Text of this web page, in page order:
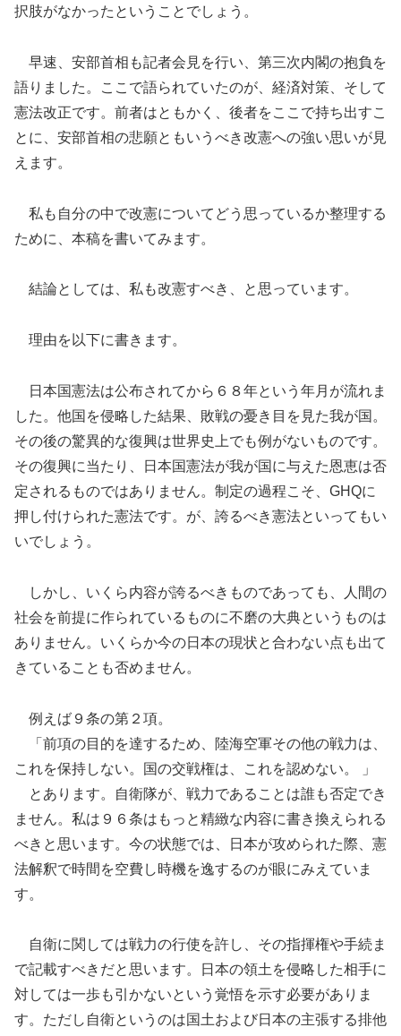
択肢がなかったということでしょう。
早速、安部首相も記者会見を行い、第三次内閣の抱負を
語りました。ここで語られていたのが、経済対策、そして
憲法改正です。前者はともかく、後者をここで持ち出すこ
とに、安部首相の悲願ともいうべき改憲への強い思いが見
えます。
私も自分の中で改憲についてどう思っているか整理する
ために、本稿を書いてみます。
結論としては、私も改憲すべき、と思っています。
理由を以下に書きます。
日本国憲法は公布されてから６８年という年月が流れま
した。他国を侵略した結果、敗戦の憂き目を見た我が国。
その後の驚異的な復興は世界史上でも例がないものです。
その復興に当たり、日本国憲法が我が国に与えた恩恵は否
定されるものではありません。制定の過程こそ、GHQに
押し付けられた憲法です。が、誇るべき憲法といってもい
いでしょう。
しかし、いくら内容が誇るべきものであっても、人間の
社会を前提に作られているものに不磨の大典というものは
ありません。いくらか今の日本の現状と合わない点も出て
きていることも否めません。
例えば９条の第２項。
「前項の目的を達するため、陸海空軍その他の戦力は、
これを保持しない。国の交戦権は、これを認めない。 」
とあります。自衛隊が、戦力であることは誰も否定でき
ません。私は９６条はもっと精緻な内容に書き換えられる
べきと思います。今の状態では、日本が攻められた際、憲
法解釈で時間を空費し時機を逸するのが眼にみえていま
す。
自衛に関しては戦力の行使を許し、その指揮権や手続ま
で記載すべきだと思います。日本の領土を侵略した相手に
対しては一歩も引かないという覚悟を示す必要がありま
す。ただし自衛というのは国土および日本の主張する排他